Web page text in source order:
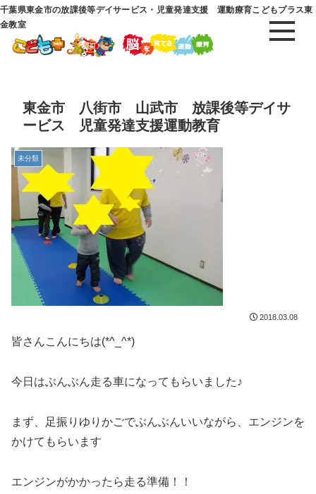
千葉県東金市の放課後等デイサービス・児童発達支援 運動療育こどもプラス東
金教室
東金市 八街市 山武市 放課後等デイサ
ービス 児童発達支援運動教育
未分類
2018.03.08
皆さんこんにちは(*^_^*)
今日はぶんぶん走る車になってもらいました♪
まず、足振りゆりかごでぶんぶんいいながら、エンジンを
かけてもらいます
エンジンがかかったら走る準備！！